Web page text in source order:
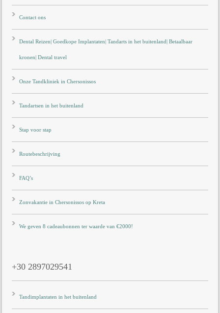
Contact ons
Dental Reizen| Goedkope Implantaten| Tandarts in het buitenland| Betaalbaar
kronen| Dental travel
Onze Tandkliniek in Chersonissos
Tandartsen in het buitenland
Stap voor stap
Routebeschrijving
FAQ’s
Zonvakantie in Chersonissos op Kreta
We geven 8 cadeaubonnen ter waarde van €2000!
+30 2897029541
Tandimplantaten in het buitenland